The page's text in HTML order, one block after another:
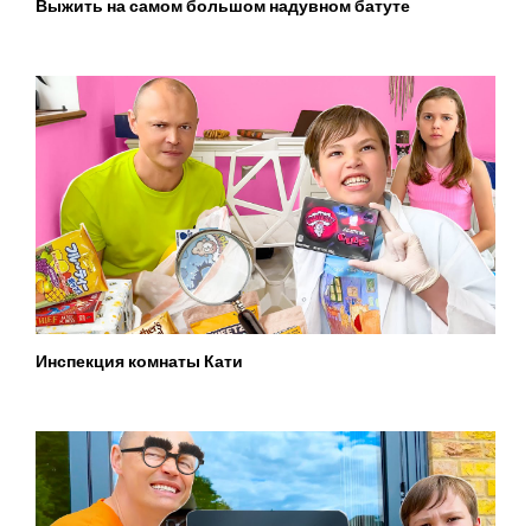
Выжить на самом большом надувном батуте
Инспекция комнаты Кати